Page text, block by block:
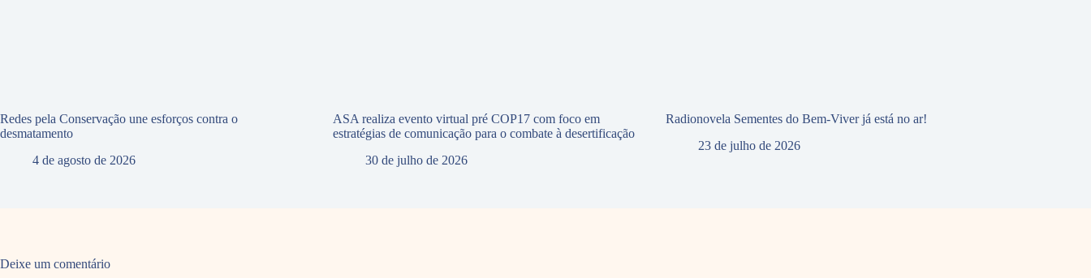
Redes pela Conservação une esforços contra o
desmatamento
4 de agosto de 2026
ASA realiza evento virtual pré COP17 com foco em
estratégias de comunicação para o combate à desertificação
30 de julho de 2026
Radionovela Sementes do Bem-Viver já está no ar!
23 de julho de 2026
Deixe um comentário